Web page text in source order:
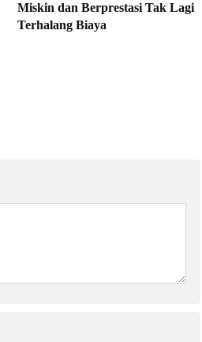
Miskin dan Berprestasi Tak Lagi
Terhalang Biaya